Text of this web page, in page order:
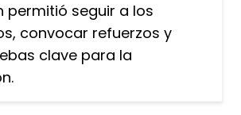
permitió seguir a los
convocar refuerzos y
clave para la